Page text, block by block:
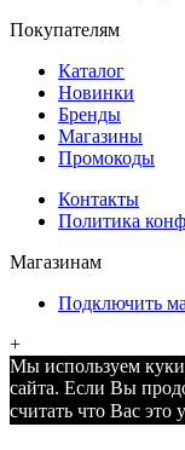
Покупателям
Каталог
Новинки
Бренды
Магазины
Промокоды
Контакты
Политика
Магазинам
Подключить
+
Мы используем
сайта. Если Вы
считать что Вас это